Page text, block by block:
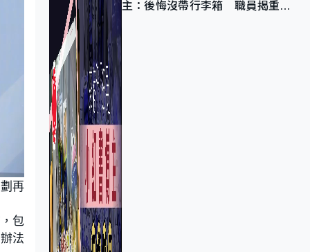
再
包
法
主：後悔沒帶行李箱 職員揭重複